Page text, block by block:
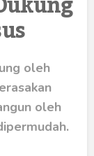
oleh
oleh